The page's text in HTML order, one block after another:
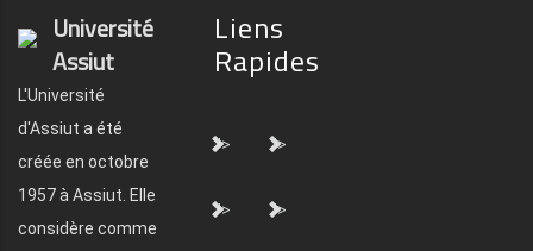
Université
Assiut
L'Université
d'Assiut a été
créée en octobre
1957 à Assiut. Elle
considère comme
Liens
Rapides
"> ">
"> ">